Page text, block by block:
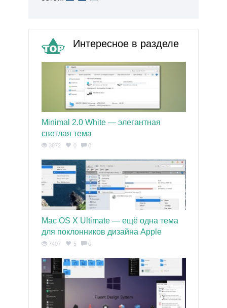
Интересное в разделе
Minimal 2.0 White — элегантная
светлая тема
3872 0 0
Mac OS X Ultimate — ещё одна тема
для поклонников дизайна Apple
7407 5 0